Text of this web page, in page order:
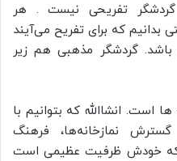
تفریحی نیست . هر
بدانیم که برای تفریح می‌آیند
گردشگر مذهبی هم زیر
است. انشاالله که بتوانیم با
نمازخانه‌ها، فرهنگ
که خودش ظرفیت عظیمی است